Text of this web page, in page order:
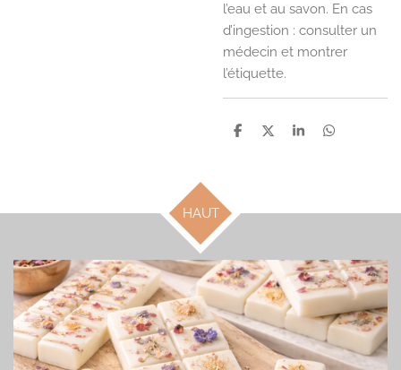
l’eau et au savon. En cas
d’ingestion : consulter un
médecin et montrer
l’étiquette.
P
e
P
e
P
e
P
e
HAUT